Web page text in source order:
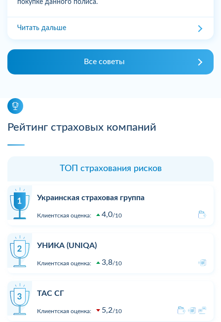
покупке данного полиса.
Читать дальше
Все советы
Рейтинг страховых компаний
ТОП страхования рисков
Украинская страховая группа
Клиентская оценка: 4,0 10
УНИКА (UNIQA)
Клиентская оценка: 3,8 10
ТАС СГ
Клиентская оценка: 5,2 10